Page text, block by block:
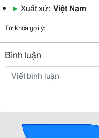
▶ Xuất xứ: Việt Nam
Từ khóa gợi ý:
Bình luận